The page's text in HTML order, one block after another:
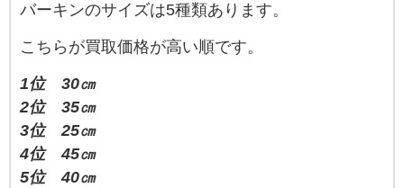
バーキンのサイズは5種類あります。
こちらが買取価格が高い順です。
1位 30㎝
2位 35㎝
3位 25㎝
4位 45㎝
5位 40㎝